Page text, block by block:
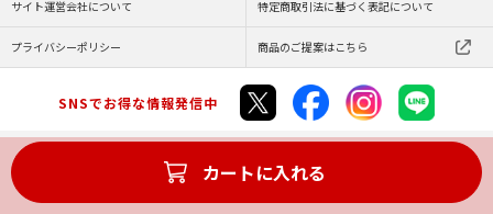
カートに入れる
サイト運営会社について 特定商取引法に基づく表記について
プライバシーポリシー 商品のご提案はこちら
SNSでお得な情報発信中